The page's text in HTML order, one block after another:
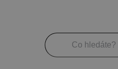
Hledat: